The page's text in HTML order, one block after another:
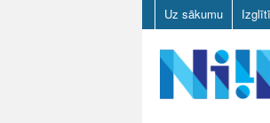
Uz sākumu